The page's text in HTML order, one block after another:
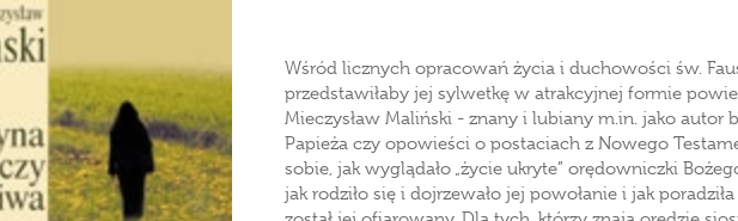
Wśród licznych opracowań życia i duchowości św.
przedstawiłaby jej sylwetkę w atrakcyjnej formie
Mieczysław Maliński - znany i lubiany m.in. jako
Papieża czy opowieści o postaciach z Nowego
sobie, jak wyglądało „życie ukryte” orędowniczki
jak rodziło się i dojrzewało jej powołanie i jak